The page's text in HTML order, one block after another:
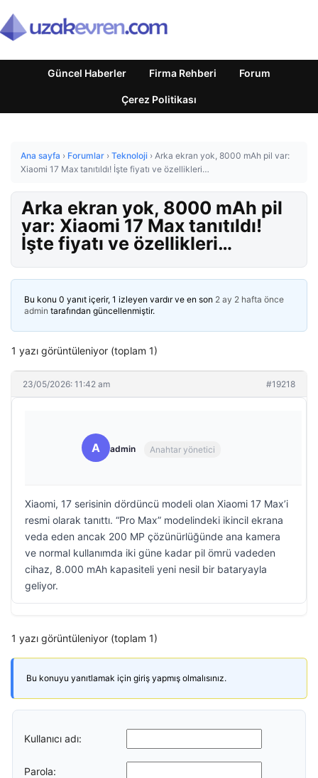
Güncel Haberler Firma Rehberi Forum
Çerez Politikası
Ana sayfa › Forumlar › Teknoloji › Arka ekran yok, 8000 mAh pil var:
Xiaomi 17 Max tanıtıldı! İşte fiyatı ve özellikleri…
Arka ekran yok, 8000 mAh pil
var: Xiaomi 17 Max tanıtıldı!
İşte fiyatı ve özellikleri…
Bu konu 0 yanıt içerir, 1 izleyen vardır ve en son 2 ay 2 hafta önce
admin tarafından güncellenmiştir.
1 yazı görüntüleniyor (toplam 1)
23/05/2026: 11:42 am #19218
A admin Anahtar yönetici
Xiaomi, 17 serisinin dördüncü modeli olan Xiaomi 17 Max’i
resmi olarak tanıttı. “Pro Max” modelindeki ikincil ekrana
veda eden ancak 200 MP çözünürlüğünde ana kamera
ve normal kullanımda iki güne kadar pil ömrü vadeden
cihaz, 8.000 mAh kapasiteli yeni nesil bir bataryayla
geliyor.
1 yazı görüntüleniyor (toplam 1)
Bu konuyu yanıtlamak için giriş yapmış olmalısınız.
Kullanıcı adı:
Parola: